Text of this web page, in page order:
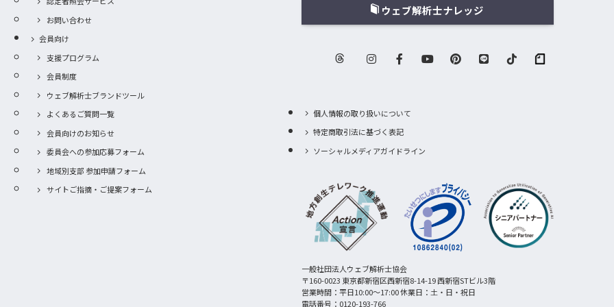
お問い合わせ
会員向け
支援プログラム
会員制度
ウェブ解析士ブランドツール
よくあるご質問一覧
会員向けのお知らせ
委員会への参加応募フォーム
地域別支部 参加申請フォーム
サイトご指摘・ご提案フォーム
ウェブ解析士ナレッジ
個人情報の取り扱いについて
特定商取引法に基づく表記
ソーシャルメディアガイドライン
一般社団法人ウェブ解析士協会
〒160-0023 東京都新宿区西新宿8-14-19 西新宿STビル3階
営業時間：平日10:00〜17:00 休業日：土・日・祝日
電話番号：0120-193-766